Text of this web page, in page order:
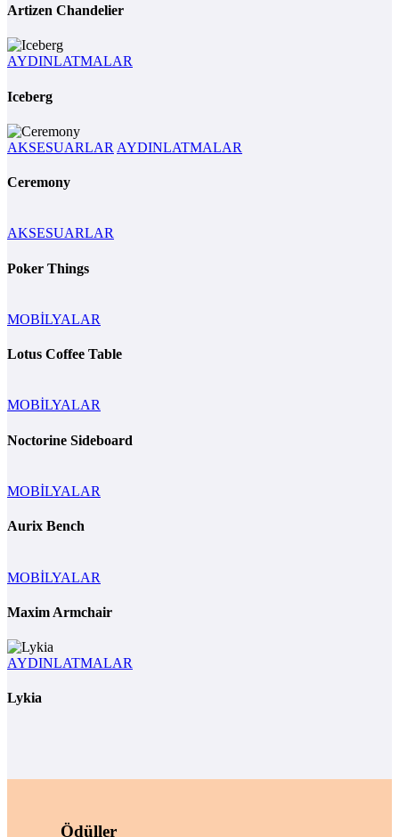
Artizen Chandelier
AYDINLATMALAR
Iceberg
AKSESUARLAR AYDINLATMALAR
Ceremony
AKSESUARLAR
Poker Things
MOBİLYALAR
Lotus Coffee Table
MOBİLYALAR
Noctorine Sideboard
MOBİLYALAR
Aurix Bench
MOBİLYALAR
Maxim Armchair
AYDINLATMALAR
Lykia
Ödüller